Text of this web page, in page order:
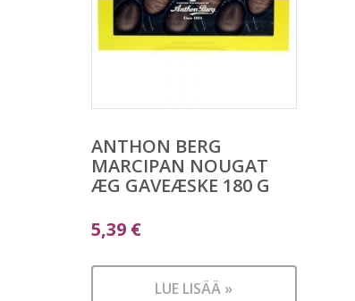
ANTHON BERG
MARCIPAN NOUGAT
ÆG GAVEÆSKE 180 G
5,39 €
LUE LISÄÄ »